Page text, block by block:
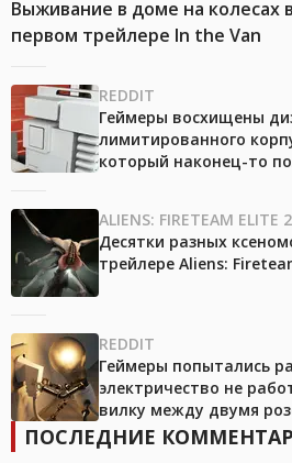
Выживание в доме на колесах
первом трейлере In the Van
REDDIT
Геймеры восхищены
лимитированного
который наконец-то
ALIENS: FIRETEAM ELITE 2
Десятки разных
трейлере Aliens:
REDDIT
Геймеры попытались
электричество не
вилку между двумя
ПОСЛЕДНИЕ